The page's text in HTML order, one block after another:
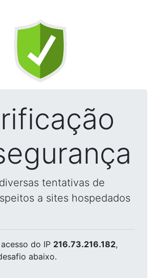
tentativas de
a sites hospedados
do IP 216.73.216.182,
abaixo.